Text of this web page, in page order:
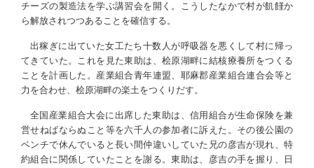
チーズの製造法を学ぶ講習会を開く。こうしたなかで村が飢饉か
ら解放されつつあることを確信する。
出稼ぎに出ていた女工たち十数人が呼吸器を悪くして村に帰っ
てきていた。これを見た東助は、桧原湖畔に結核療養所をつくる
ことを計画した。産業組合青年連盟、耶麻郡産業組合連合会等と
力を合わせ、桧原湖畔の楽土をつくりだす。
全国産業組合大会に出席した東助は、信用組合が生命保険を兼
営せねばならぬこと等を六千人の参加者に訴えた。その後公園の
ベンチで休んでいると長い間仲違いしていた兄の彦吉が現れ、特
約組合に関係していたことを謝る。東助は、彦吉の手を握り、日